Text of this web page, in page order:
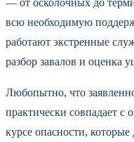
— от осколочных до
всю необходимую
работают экстренные
разбор завалов и оценка
Любопытно, что
практически совпадает
курсе опасности,